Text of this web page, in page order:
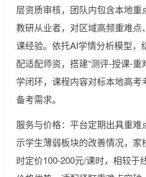
层资质审核，团队内包含本地
教研从业者，对区域高频重难
课经验。依托AI学情分析模型，
配适配师资，搭建“测评-授课-
学闭环，课程内容对标本地高
备考需求。
服务与价格：平台定期出具重
示学生薄弱板块的改善情况，
时定价100-200元/课时，相较于